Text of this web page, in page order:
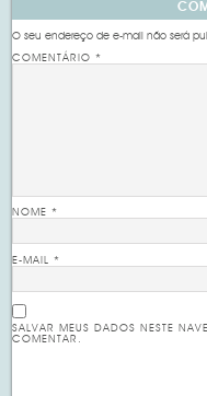
O seu endereço de e-mail não será
COMENTÁRIO*
NOME*
E-MAIL*
SALVAR MEUS DADOS NESTE
COMENTAR.